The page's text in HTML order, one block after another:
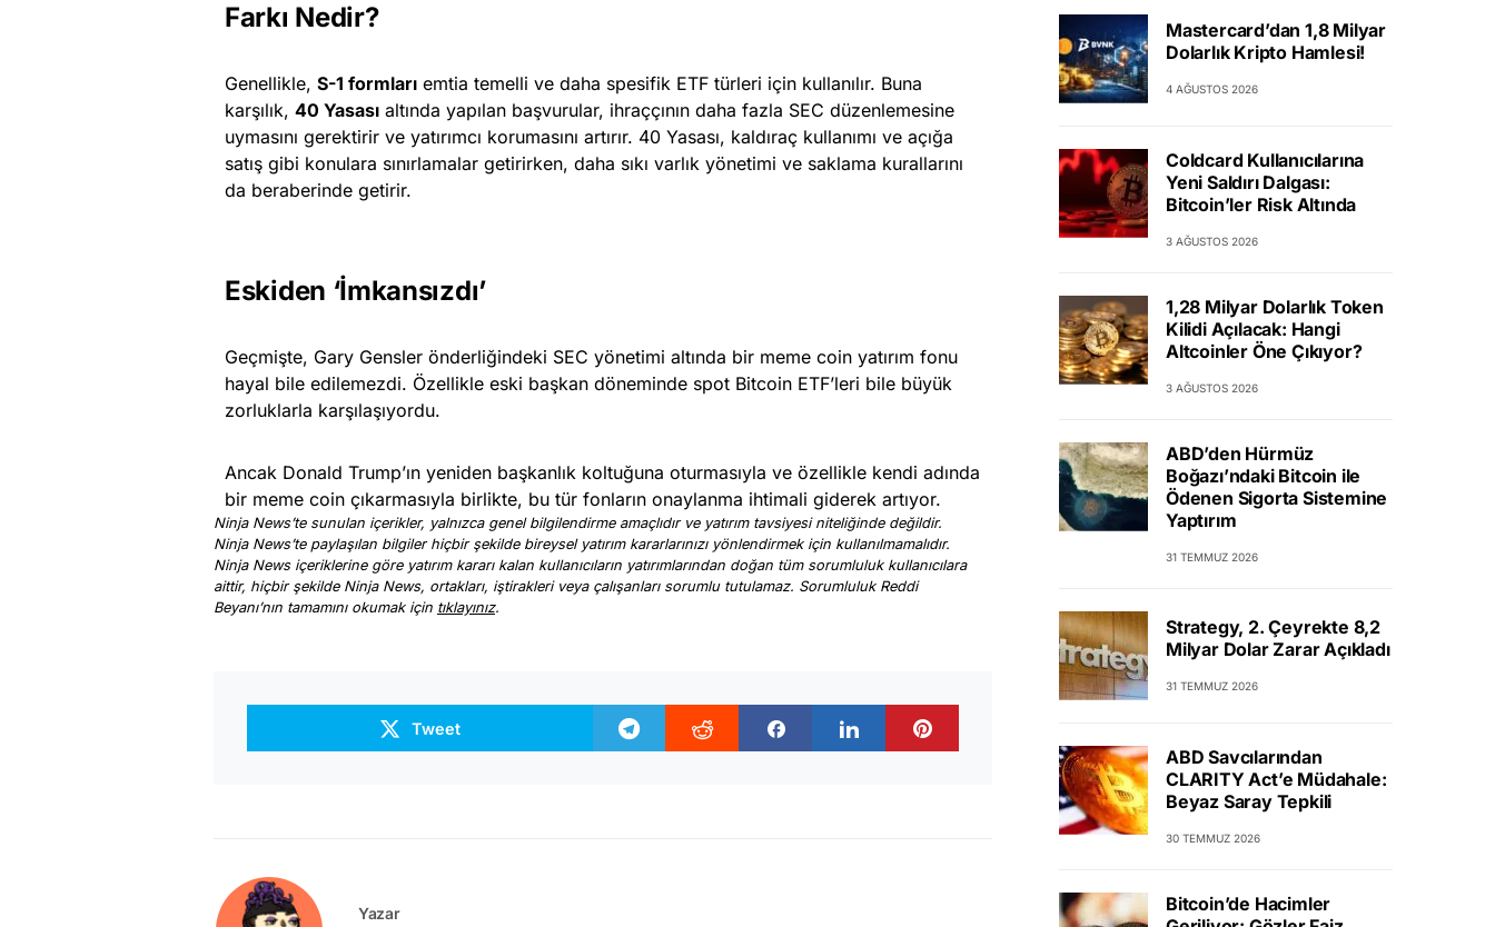
Farkı Nedir?
Genellikle, S-1 formları emtia temelli ve daha spesifik ETF türleri için kullanılır. Buna
karşılık, 40 Yasası altında yapılan başvurular, ihraççının daha fazla SEC düzenlemesine
uymasını gerektirir ve yatırımcı korumasını artırır. 40 Yasası, kaldıraç kullanımı ve açığa
satış gibi konulara sınırlamalar getirirken, daha sıkı varlık yönetimi ve saklama kurallarını
da beraberinde getirir.
Eskiden ‘İmkansızdı’
Geçmişte, Gary Gensler önderliğindeki SEC yönetimi altında bir meme coin yatırım fonu
hayal bile edilemezdi. Özellikle eski başkan döneminde spot Bitcoin ETF’leri bile büyük
zorluklarla karşılaşıyordu.
Ancak Donald Trump’ın yeniden başkanlık koltuğuna oturmasıyla ve özellikle kendi adında
bir meme coin çıkarmasıyla birlikte, bu tür fonların onaylanma ihtimali giderek artıyor.
Ninja News’te sunulan içerikler, yalnızca genel bilgilendirme amaçlıdır ve yatırım tavsiyesi niteliğinde değildir.
Ninja News’te paylaşılan bilgiler hiçbir şekilde bireysel yatırım kararlarınızı yönlendirmek için kullanılmamalıdır.
Ninja News içeriklerine göre yatırım kararı kalan kullanıcıların yatırımlarından doğan tüm sorumluluk kullanıcılara
aittir, hiçbir şekilde Ninja News, ortakları, iştirakleri veya çalışanları sorumlu tutulamaz. Sorumluluk Reddi
Beyanı’nın tamamını okumak için tıklayınız.
Tweet
Yazar
Mastercard’dan 1,8 Milyar
Dolarlık Kripto Hamlesi!
4 AĞUSTOS 2026
Coldcard Kullanıcılarına
Yeni Saldırı Dalgası:
Bitcoin’ler Risk Altında
3 AĞUSTOS 2026
1,28 Milyar Dolarlık Token
Kilidi Açılacak: Hangi
Altcoinler Öne Çıkıyor?
3 AĞUSTOS 2026
ABD’den Hürmüz
Boğazı’ndaki Bitcoin ile
Ödenen Sigorta Sistemine
Yaptırım
31 TEMMUZ 2026
Strategy, 2. Çeyrekte 8,2
Milyar Dolar Zarar Açıkladı
31 TEMMUZ 2026
ABD Savcılarından
CLARITY Act’e Müdahale:
Beyaz Saray Tepkili
30 TEMMUZ 2026
Bitcoin’de Hacimler